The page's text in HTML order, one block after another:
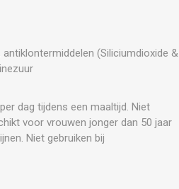
(Siliciumdioxide &
dag tijdens een maaltijd. Niet
voor vrouwen jonger dan 50 jaar
Niet gebruiken bij